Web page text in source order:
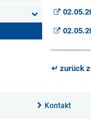
↵ zurück
Kontakt